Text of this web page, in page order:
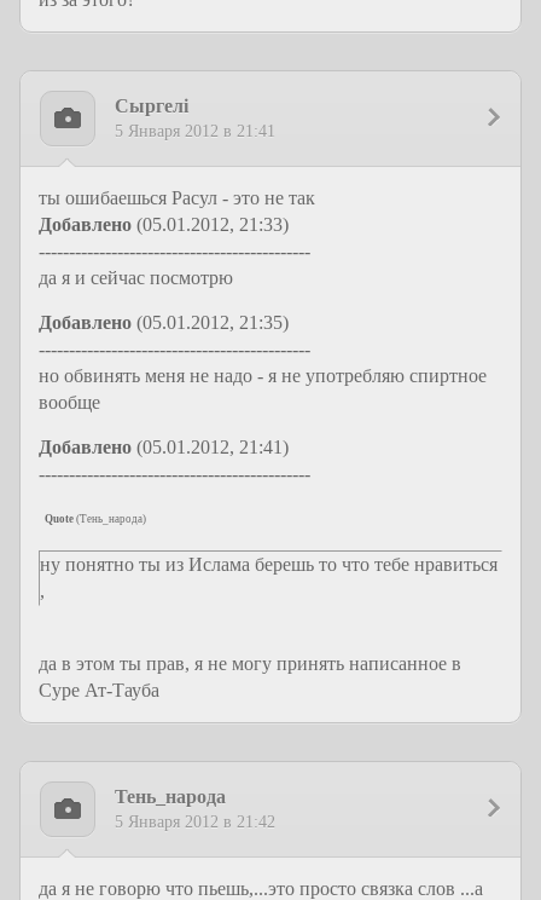
Сыргелi
5 Января 2012 в 21:41
ты ошибаешься Расул - это не так
Добавлено (05.01.2012, 21:33)
---------------------------------------------
да я и сейчас посмотрю
Добавлено (05.01.2012, 21:35)
---------------------------------------------
но обвинять меня не надо - я не употребляю спиртное
вообще
Добавлено (05.01.2012, 21:41)
---------------------------------------------
Quote (Тень_народа)
ну понятно ты из Ислама берешь то что тебе нравиться
,
да в этом ты прав, я не могу принять написанное в
Суре Ат-Тауба
Тень_народа
5 Января 2012 в 21:42
да я не говорю что пьешь,...это просто связка слов ...а